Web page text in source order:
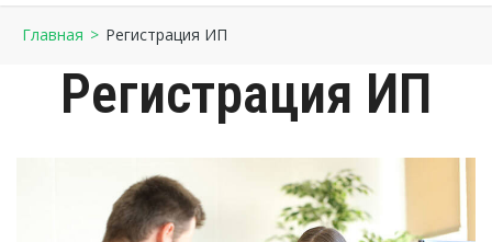
Главная > Регистрация ИП
Регистрация ИП